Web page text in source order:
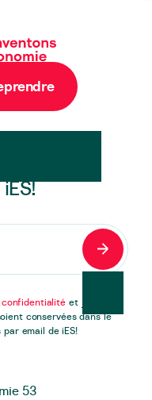
les
et j’accepte
conservées dans le
email de iES!
53